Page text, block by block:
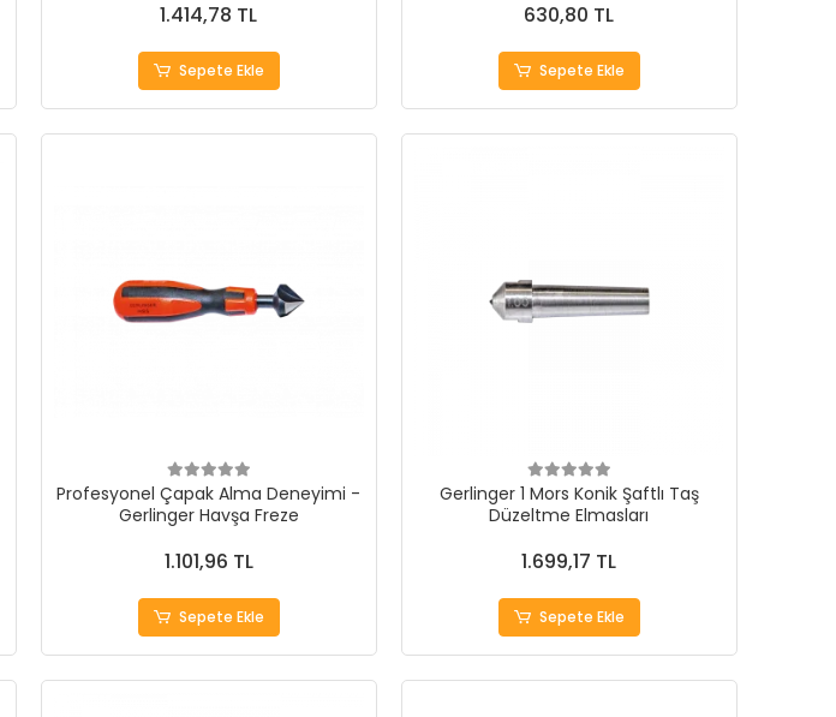
1.414,78 TL
Sepete Ekle
630,80 TL
Sepete Ekle
Profesyonel Çapak Alma Deneyimi -
Gerlinger Havşa Freze
1.101,96 TL
Sepete Ekle
Gerlinger 1 Mors Konik Şaftlı Taş
Düzeltme Elmasları
1.699,17 TL
Sepete Ekle